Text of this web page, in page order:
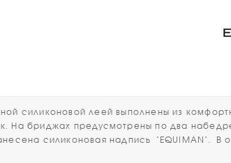
силиконовой леей выполнены из
На бриджах предусмотрены по два
силиконовая надпись "EQUIMAN". В